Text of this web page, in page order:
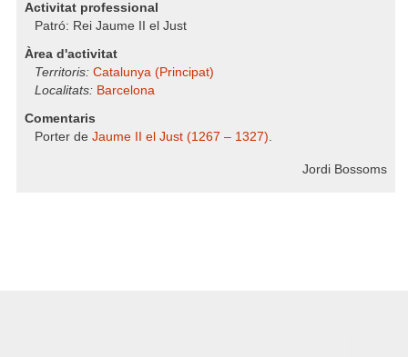
Activitat professional
Patró: Rei Jaume II el Just
Àrea d'activitat
Territoris: Catalunya (Principat)
Localitats: Barcelona
Comentaris
Porter de Jaume II el Just (1267 – 1327).
Jordi Bossoms